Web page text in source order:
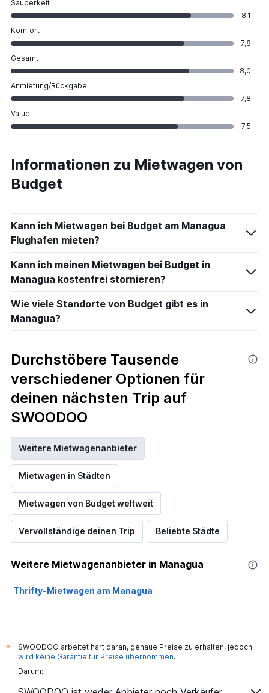
Sauberkeit
8,1
Komfort
7,8
Gesamt
8,0
Anmietung/Rückgabe
7,8
Value
7,5
Informationen zu Mietwagen von
Budget
Kann ich Mietwagen bei Budget am Managua
Flughafen mieten?
Kann ich meinen Mietwagen bei Budget in
Managua kostenfrei stornieren?
Wie viele Standorte von Budget gibt es in
Managua?
Durchstöbere Tausende
verschiedener Optionen für
deinen nächsten Trip auf
SWOODOO
Weitere Mietwagenanbieter
Mietwagen in Städten
Mietwagen von Budget weltweit
Vervollständige deinen Trip Beliebte Städte
Weitere Mietwagenanbieter in Managua
Thrifty-Mietwagen am Managua
*
SWOODOO arbeitet hart daran, genaue Preise zu erhalten, jedoch
wird keine Garantie für Preise übernommen.
Darum: